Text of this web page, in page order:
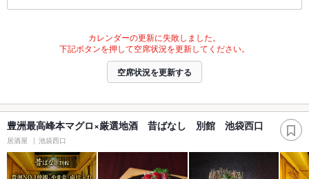
カレンダーの更新に失敗しました。
下記ボタンを押して空席状況を更新してください。
空席状況を更新する
豊洲最高峰本マグロ×厳選地酒 昔ばなし 別館 池袋西口
居酒屋 池袋西口